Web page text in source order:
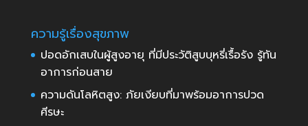
ความรู้เรื่องสุขภาพ
ปอดอักเสบในผู้สูงอายุ ที่มีประวัติสูบบุหรี่เรื้อรัง รู้ทัน
อาการก่อนสาย
ความดันโลหิตสูง: ภัยเงียบที่มาพร้อมอาการปวด
ศีรษะ